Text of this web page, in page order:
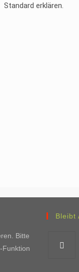
Standard erklären.
Bitte
Funktion
Bleibt